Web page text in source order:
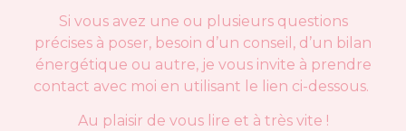
Si vous avez une ou plusieurs questions
précises à poser, besoin d’un conseil, d’un bilan
énergétique ou autre, je vous invite à prendre
contact avec moi en utilisant le lien ci-dessous.
Au plaisir de vous lire et à très vite !